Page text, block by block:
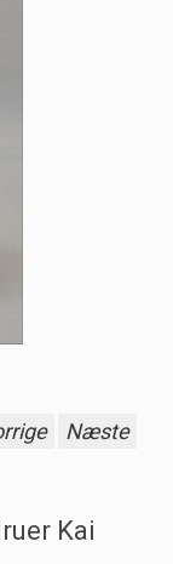
Næste
Kai